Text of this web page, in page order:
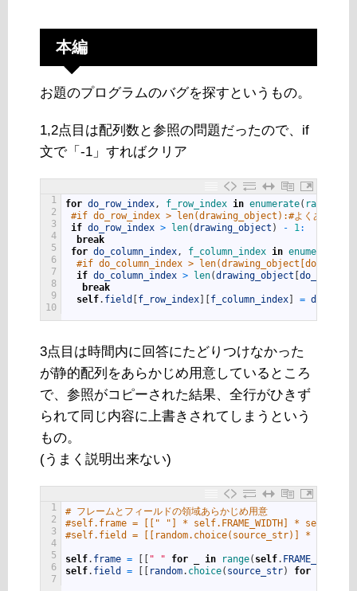
本編
お題のプログラムのバグを探すというもの。
1,2点目は配列数と参照の問題だったので、if
文で「-1」すればクリア
1
2
3
4
5
6
7
8
9
10
for do_row_index, f_row_index in enumerate( range
#if do_row_index > len(drawing_object):#よくある配列
if do_row_index > len(drawing_object ) - 1:
break
for do_column_index, f_column_index in enumerate
#if do_column_index >
if do_column_index > len(drawing_object
break
self. field f_row_index f_column_index =
3点目は時間内に回答にたどりつけなかった
が静的配列をあらかじめ用意しているところ
で、参照がコピーされた結果、全行がひきず
られて同じ内容に上書きされてしまうという
もの。
(うまく説明出来ない)
1
2
3
4
5
6
7
# フレームとフィールドの領域あらかじめ用意
#self.frame = [[" "] * self.FRAME_WIDTH] *
#self.field = [[random.choice(source_str)] *
self. frame = " " for in range( self. FRAME_WIDTH
self. field = random. choice( source_str) for